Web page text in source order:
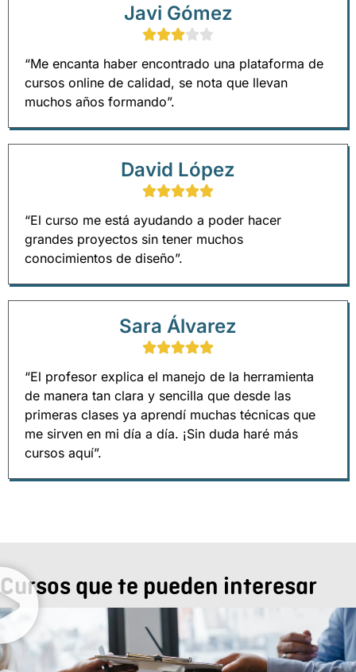
Javi Gómez
“Me encanta haber encontrado una plataforma de
cursos online de calidad, se nota que llevan
muchos años formando”.
David López
“El curso me está ayudando a poder hacer
grandes proyectos sin tener muchos
conocimientos de diseño”.
Sara Álvarez
“El profesor explica el manejo de la herramienta
de manera tan clara y sencilla que desde las
primeras clases ya aprendí muchas técnicas que
me sirven en mi día a día. ¡Sin duda haré más
cursos aquí”.
Cursos que te pueden interesar